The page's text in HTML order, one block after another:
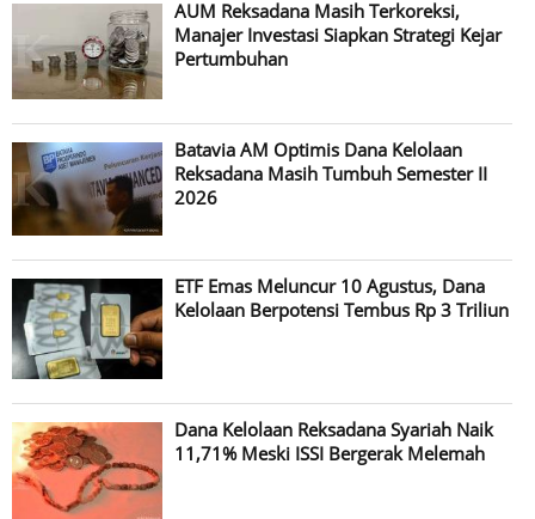
AUM Reksadana Masih Terkoreksi,
Manajer Investasi Siapkan Strategi Kejar
Pertumbuhan
Batavia AM Optimis Dana Kelolaan
Reksadana Masih Tumbuh Semester II
2026
ETF Emas Meluncur 10 Agustus, Dana
Kelolaan Berpotensi Tembus Rp 3 Triliun
Dana Kelolaan Reksadana Syariah Naik
11,71% Meski ISSI Bergerak Melemah